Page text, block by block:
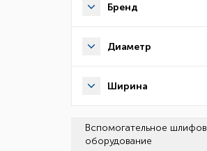
Бренд
Диаметр
Ширина
Вспомогательное
оборудование